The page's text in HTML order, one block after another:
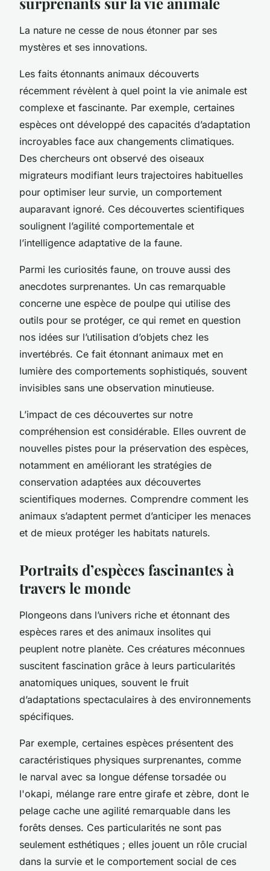
La nature ne cesse de nous étonner par ses
mystères et ses innovations.
Les faits étonnants animaux découverts
récemment révèlent à quel point la vie animale est
complexe et fascinante. Par exemple, certaines
espèces ont développé des capacités d’adaptation
incroyables face aux changements climatiques.
Des chercheurs ont observé des oiseaux
migrateurs modifiant leurs trajectoires habituelles
pour optimiser leur survie, un comportement
auparavant ignoré. Ces découvertes scientifiques
soulignent l’agilité comportementale et
l’intelligence adaptative de la faune.
Parmi les curiosités faune, on trouve aussi des
anecdotes surprenantes. Un cas remarquable
concerne une espèce de poulpe qui utilise des
outils pour se protéger, ce qui remet en question
nos idées sur l’utilisation d’objets chez les
invertébrés. Ce fait étonnant animaux met en
lumière des comportements sophistiqués, souvent
invisibles sans une observation minutieuse.
L’impact de ces découvertes sur notre
compréhension est considérable. Elles ouvrent de
nouvelles pistes pour la préservation des espèces,
notamment en améliorant les stratégies de
conservation adaptées aux découvertes
scientifiques modernes. Comprendre comment les
animaux s’adaptent permet d’anticiper les menaces
et de mieux protéger les habitats naturels.
Portraits d’espèces fascinantes à
travers le monde
Plongeons dans l’univers riche et étonnant des
espèces rares et des animaux insolites qui
peuplent notre planète. Ces créatures méconnues
suscitent fascination grâce à leurs particularités
anatomiques uniques, souvent le fruit
d’adaptations spectaculaires à des environnements
spécifiques.
Par exemple, certaines espèces présentent des
caractéristiques physiques surprenantes, comme
le narval avec sa longue défense torsadée ou
l'okapi, mélange rare entre girafe et zèbre, dont le
pelage cache une agilité remarquable dans les
forêts denses. Ces particularités ne sont pas
seulement esthétiques ; elles jouent un rôle crucial
dans la survie et le comportement social de ces